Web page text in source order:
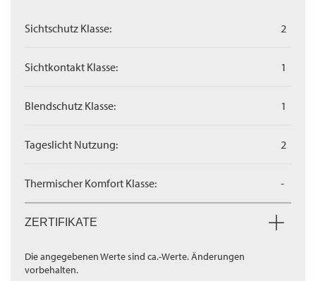
Sichtschutz Klasse: 2
Sichtkontakt Klasse: 1
Blendschutz Klasse: 1
Tageslicht Nutzung: 2
Thermischer Komfort Klasse: -
ZERTIFIKATE
Die angegebenen Werte sind ca.-Werte. Änderungen
vorbehalten.